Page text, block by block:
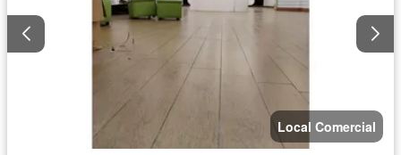
Local Comercial